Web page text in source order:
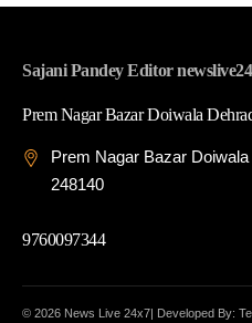
Sajani Pandey Editor
Prem Nagar Bazar Doiwala
Prem Nagar Bazar
248140
9760097344
© 2026 News Live 24x7| Developed By: